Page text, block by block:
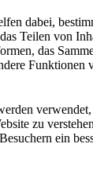
dabei,
Teilen von
das
Funktionen
zu
ein